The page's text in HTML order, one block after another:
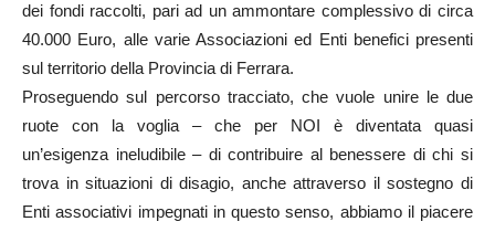
dei fondi raccolti, pari ad un ammontare complessivo di circa
40.000 Euro, alle varie Associazioni ed Enti benefici presenti
sul territorio della Provincia di Ferrara.
Proseguendo sul percorso tracciato, che vuole unire le due
ruote con la voglia – che per NOI è diventata quasi
un’esigenza ineludibile – di contribuire al benessere di chi si
trova in situazioni di disagio, anche attraverso il sostegno di
Enti associativi impegnati in questo senso, abbiamo il piacere